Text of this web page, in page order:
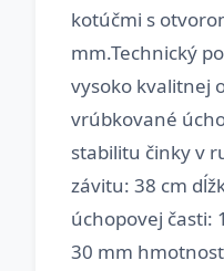
kotúčmi s
mm.Technický
vysoko kvalitnej
vrúbkované
stabilitu činky v
závitu: 38 cm
úchopovej časti:
30 mm